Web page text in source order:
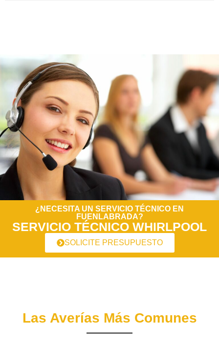
¿NECESITA UN SERVICIO TÉCNICO EN
FUENLABRADA?
SERVICIO TÉCNICO WHIRLPOOL
SOLICITE PRESUPUESTO
Las Averías Más Comunes